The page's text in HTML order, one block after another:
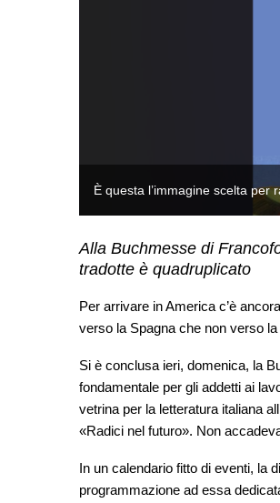
È questa l’immagine scelta per
Alla Buchmesse di
tradotte è quadruplicato
Per arrivare in America c’è
verso la Spagna che non verso
Si è conclusa ieri, domenica, la
fondamentale per gli addetti ai
vetrina per la letteratura italiana
«Radici nel futuro». Non
In un calendario fitto di eventi, la
programmazione ad essa